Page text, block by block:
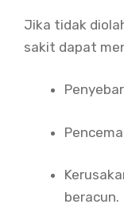
Jika tidak
sakit dapat
beracun.